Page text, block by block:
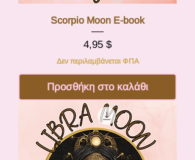
Scorpio Moon E-book
Τιμή
4,95 $
Δεν περιλαμβάνεται ΦΠΑ
Προσθήκη στο καλάθι